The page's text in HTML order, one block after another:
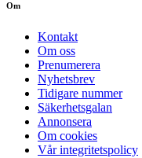
Om
Kontakt
Om oss
Prenumerera
Nyhetsbrev
Tidigare nummer
Säkerhetsgalan
Annonsera
Om cookies
Vår integritetspolicy